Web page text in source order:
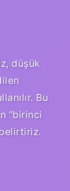
düşük
Bu
“birinci
belirtiriz.